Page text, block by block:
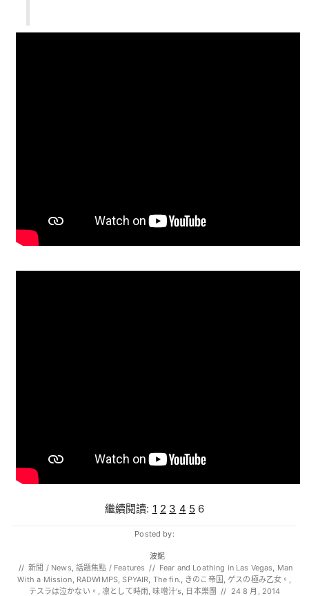
繼續閱讀: 1 2 3 4 5 6
Posted by:
波妮
// 新聞 / News, 話題焦點 / Features // Fear and Loathing in Las Vegas, Man
With a Mission, RADWIMPS,SPYAIR, The fin., きのこ帝国 , ゲスの極み乙女。 ,
テスラは泣かない。 ,凛として時雨,味噌汁's, 日本樂團 // 24 8 月, 2014